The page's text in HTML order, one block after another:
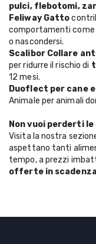
pulci, flebotomi,
Feliway Gatto
comportamenti
o nascondersi.
Scalibor Collare
per ridurre il rischio di
12 mesi.
Duoflect per cane
Animale per animali
Non vuoi perderti
Visita la nostra
aspettano tanti
tempo, a prezzi
offerte in